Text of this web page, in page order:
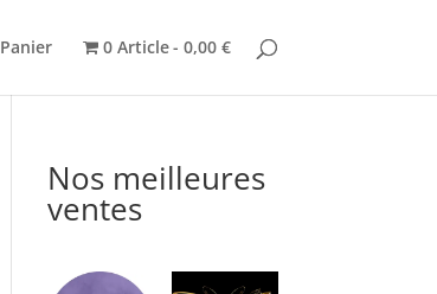
Panier 0 Article 0,00 €
Nos meilleures
ventes